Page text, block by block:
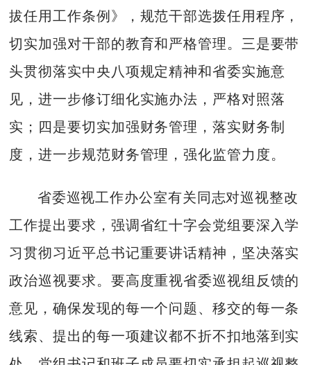
拔任用工作条例》，规范干部选拨任用程序，
切实加强对干部的教育和严格管理。三是要带
头贯彻落实中央八项规定精神和省委实施意
见，进一步修订细化实施办法，严格对照落
实；四是要切实加强财务管理，落实财务制
度，进一步规范财务管理，强化监管力度。
省委巡视工作办公室有关同志对巡视整改
工作提出要求，强调省红十字会党组要深入学
习贯彻习近平总书记重要讲话精神，坚决落实
政治巡视要求。要高度重视省委巡视组反馈的
意见，确保发现的每一个问题、移交的每一条
线索、提出的每一项建议都不折不扣地落到实